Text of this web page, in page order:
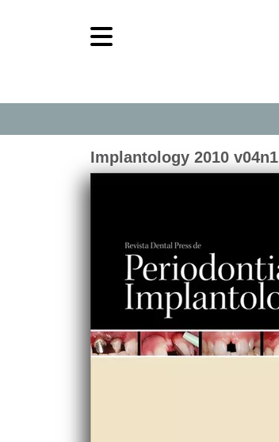
Implantology 2010 v04n1